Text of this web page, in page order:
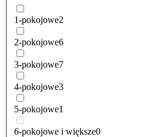
1-pokojowe2
2-pokojowe6
3-pokojowe7
4-pokojowe3
5-pokojowe1
6-pokojowe i większe0